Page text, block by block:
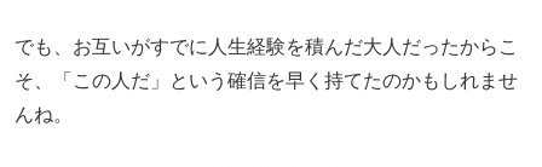
でも、お互いがすでに人生経験を積んだ大人だったからこ
そ、「この人だ」という確信を早く持てたのかもしれませ
んね。